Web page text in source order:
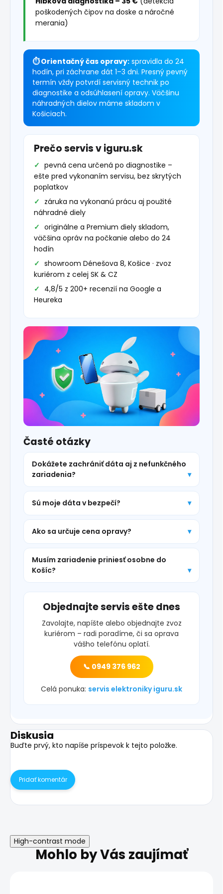
poškodených čipov na doske a náročné
merania)
⏱ Orientačný čas opravy: spravidla do 24
hodín, pri záchrane dát 1–3 dni. Presný pevný
termín vždy potvrdí servisný technik po
diagnostike a odsúhlasení opravy. Väčšinu
náhradných dielov máme skladom v
Košiciach.
Prečo servis v iguru.sk
pevná cena určená po diagnostike –
ešte pred vykonaním servisu, bez skrytých
poplatkov
záruka na vykonanú prácu aj použité
náhradné diely
originálne a Premium diely skladom,
väčšina opráv na počkanie alebo do 24
hodín
showroom Dénešova 8, Košice · zvoz
kuriérom z celej SK & CZ
4,8/5 z 200+ recenzií na Google a
Heureka
Časté otázky
Dokážete zachrániť dáta aj z nefunkčného
zariadenia?
Sú moje dáta v bezpečí?
Ako sa určuje cena opravy?
Musím zariadenie priniesť osobne do
Košíc?
Objednajte servis ešte dnes
Zavolajte, napíšte alebo objednajte zvoz
kuriérom – radi poradíme, či sa oprava
vášho telefónu oplatí.
📞 0949 376 962
Celá ponuka: servis elektroniky iguru.sk
Diskusia
Buďte prvý, kto napíše príspevok k tejto položke.
Pridať komentár
High-contrast mode
Mohlo by Vás zaujímať